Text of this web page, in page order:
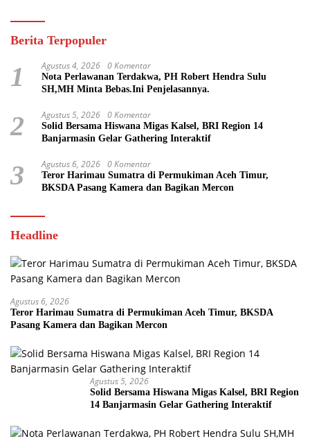
Berita Terpopuler
1 Agustus 4, 2026 0 Komentar
Nota Perlawanan Terdakwa, PH Robert Hendra Sulu
SH,MH Minta Bebas.Ini Penjelasannya.
2 Agustus 5, 2026 0 Komentar
Solid Bersama Hiswana Migas Kalsel, BRI Region 14
Banjarmasin Gelar Gathering Interaktif
3 Agustus 6, 2026 0 Komentar
Teror Harimau Sumatra di Permukiman Aceh Timur,
BKSDA Pasang Kamera dan Bagikan Mercon
Headline
Agustus 6, 2026
Teror Harimau Sumatra di Permukiman Aceh Timur, BKSDA
Pasang Kamera dan Bagikan Mercon
Agustus 5, 2026
Solid Bersama Hiswana Migas Kalsel, BRI Region
14 Banjarmasin Gelar Gathering Interaktif